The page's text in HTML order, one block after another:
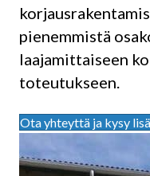
pienemmistä
laajamittaiseen
toteutukseen.
Ota yhteyttä ja kysy